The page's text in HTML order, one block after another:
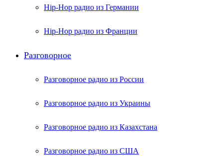
Hip-Hop радио из Германии
Hip-Hop радио из Франции
Разговорное
Разговорное радио из России
Разговорное радио из Украины
Разговорное радио из Казахстана
Разговорное радио из США